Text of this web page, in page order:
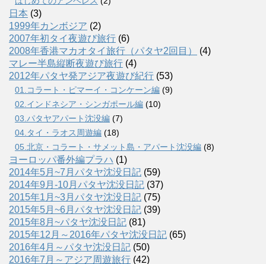
日本 (3)
1999年カンボジア (2)
2007年初タイ夜遊び旅行 (6)
2008年香港マカオタイ旅行（パタヤ2回目）
(4)
マレー半島縦断夜遊び旅行 (4)
2012年パタヤ発アジア夜遊び紀行 (53)
01.コラート・ピマーイ・コンケーン編 (9)
02.インドネシア・シンガポール編 (10)
03.パタヤアパート沈没編 (7)
04.タイ・ラオス周遊編 (18)
05.北京・コラート・サメット島・アパート沈没編 (8)
ヨーロッパ番外編プラハ (1)
2014年5月~7月パタヤ沈没日記 (59)
2014年9月-10月パタヤ沈没日記 (37)
2015年1月~3月パタヤ沈没日記 (75)
2015年5月~6月パタヤ沈没日記 (39)
2015年8月~パタヤ沈没日記 (81)
2015年12月～2016年パタヤ沈没日記 (65)
2016年4月～パタヤ沈没日記 (50)
2016年7月～アジア周遊旅行 (42)